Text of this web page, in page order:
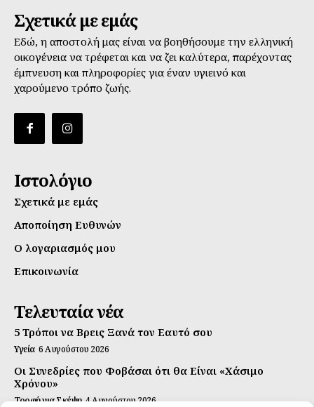
Σχετικά με εμάς
Εδώ, η αποστολή μας είναι να βοηθήσουμε την ελληνική
οικογένεια να τρέφεται και να ζει καλύτερα, παρέχοντας
έμπνευση και πληροφορίες για έναν υγιεινό και
χαρούμενο τρόπο ζωής.
Ιστολόγιο
Σχετικά με εμάς
Αποποίηση Ευθυνών
Ο λογαριασμός μου
Επικοινωνία
Τελευταία νέα
5 Τρόποι να Βρεις Ξανά τον Εαυτό σου
Υγεία 6 Αυγούστου 2026
Οι Συνεδρίες που Φοβάσαι ότι θα Είναι «Χάσιμο
Χρόνου»
Τροφή για Σκέψη 4 Αυγούστου 2026